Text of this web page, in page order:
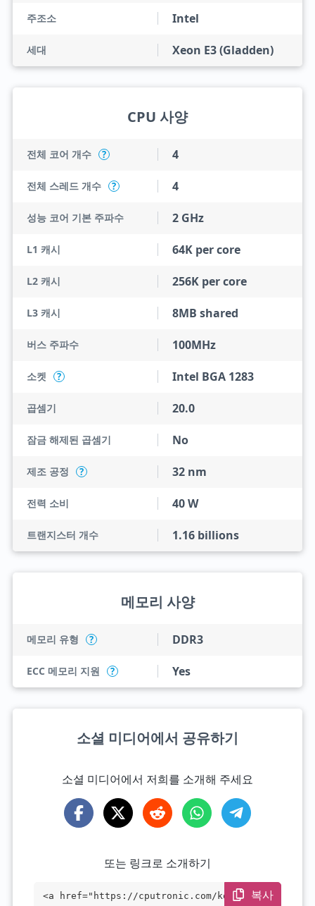
주조소 Intel
세대 Xeon E3 (Gladden)
CPU 사양
전체 코어 개수 ? 4
전체 스레드 개수 ? 4
성능 코어 기본 주파수 2 GHz
L1 캐시 64K per core
L2 캐시 256K per core
L3 캐시 8MB shared
버스 주파수 100MHz
소켓 ? Intel BGA 1283
곱셈기 20.0
잠금 해제된 곱셈기 No
제조 공정 ? 32 nm
전력 소비 40 W
트랜지스터 개수 1.16 billions
메모리 사양
메모리 유형 ? DDR3
ECC 메모리 지원 ? Yes
소셜 미디어에서 공유하기
소셜 미디어에서 저희를 소개해 주세요
또는 링크로 소개하기
<a href="https://cputronic.com/ko/cpu/in
복사